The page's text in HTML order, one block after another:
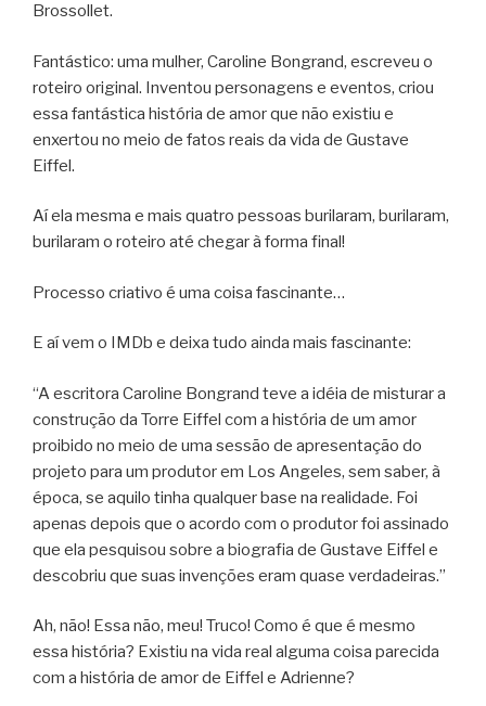
Brossollet.
Fantástico: uma mulher, Caroline Bongrand, escreveu o
roteiro original. Inventou personagens e eventos, criou
essa fantástica história de amor que não existiu e
enxertou no meio de fatos reais da vida de Gustave
Eiffel.
Aí ela mesma e mais quatro pessoas burilaram, burilaram,
burilaram o roteiro até chegar à forma final!
Processo criativo é uma coisa fascinante…
E aí vem o IMDb e deixa tudo ainda mais fascinante:
“A escritora Caroline Bongrand teve a idéia de misturar a
construção da Torre Eiffel com a história de um amor
proibido no meio de uma sessão de apresentação do
projeto para um produtor em Los Angeles, sem saber, à
época, se aquilo tinha qualquer base na realidade. Foi
apenas depois que o acordo com o produtor foi assinado
que ela pesquisou sobre a biografia de Gustave Eiffel e
descobriu que suas invenções eram quase verdadeiras.”
Ah, não! Essa não, meu! Truco! Como é que é mesmo
essa história? Existiu na vida real alguma coisa parecida
com a história de amor de Eiffel e Adrienne?